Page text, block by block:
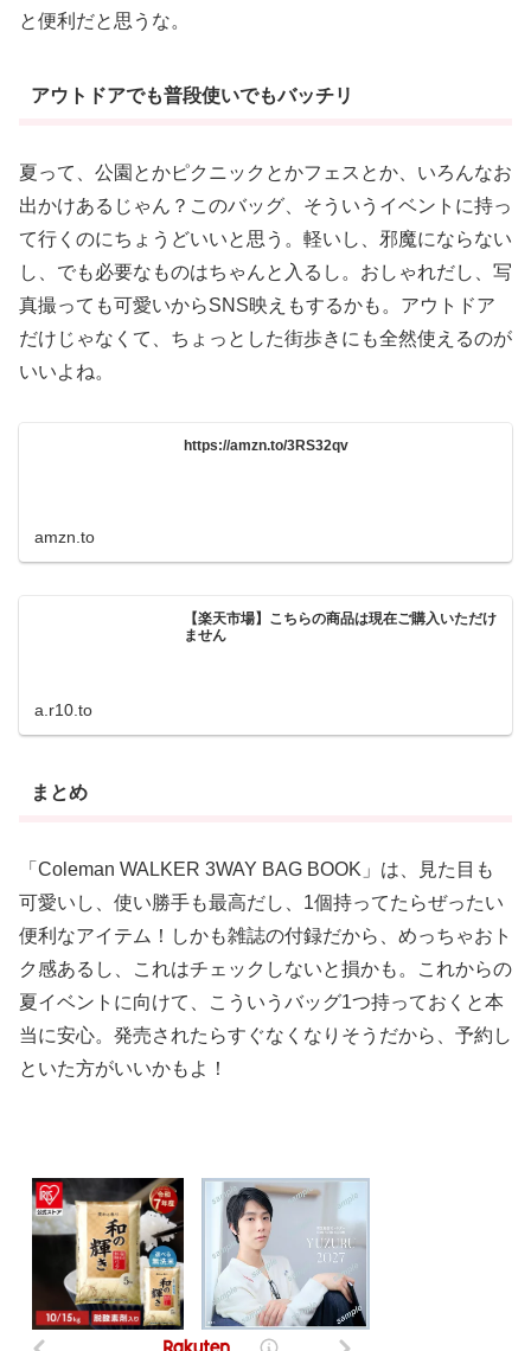
と便利だと思うな。
アウトドアでも普段使いでもバッチリ
夏って、公園とかピクニックとかフェスとか、いろんなお
出かけあるじゃん？このバッグ、そういうイベントに持っ
て行くのにちょうどいいと思う。軽いし、邪魔にならない
し、でも必要なものはちゃんと入るし。おしゃれだし、写
真撮っても可愛いからSNS映えもするかも。アウトドア
だけじゃなくて、ちょっとした街歩きにも全然使えるのが
いいよね。
https://amzn.to/3RS32qv
amzn.to
【楽天市場】こちらの商品は現在ご購入いただけ
ません
a.r10.to
まとめ
「Coleman WALKER 3WAY BAG BOOK」は、見た目も
可愛いし、使い勝手も最高だし、1個持ってたらぜったい
便利なアイテム！しかも雑誌の付録だから、めっちゃおト
ク感あるし、これはチェックしないと損かも。これからの
夏イベントに向けて、こういうバッグ1つ持っておくと本
当に安心。発売されたらすぐなくなりそうだから、予約し
といた方がいいかもよ！